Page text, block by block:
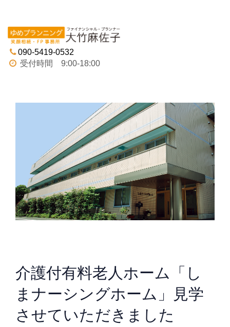
090-5419-0532
受付時間 9:00-18:00
介護付有料老人ホーム「し
まナーシングホーム」見学
させていただきました